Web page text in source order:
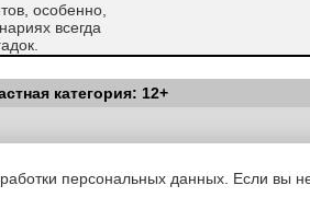
особенно,
всегда
для развития
танцевать,
на котором
категория: 12+
|Условия|Политика
персональных данных. Если вы